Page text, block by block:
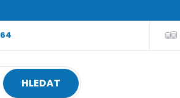
Všeobecné obchodní podmínky
HLEDAT